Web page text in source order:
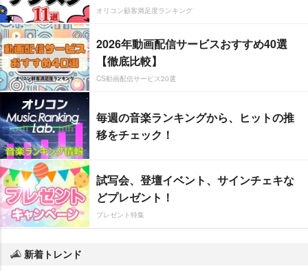
オリコン顧客満足度ランキング
2026年動画配信サービスおすすめ40選
【徹底比較】
CS動画配信サービス20選
毎週の音楽ランキングから、ヒットの推
移をチェック！
試写会、登壇イベント、サインチェキな
どプレゼント！
プレゼント特集
新着トレンド